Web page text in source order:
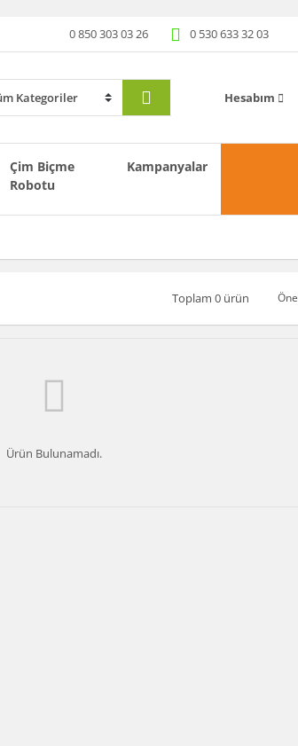
0 850 303 03 26 0 530 633 32 03
Hesabım
Çim Biçme
Robotu
Kampanyalar
Toplam 0 ürün
Ürün Bulunamadı.